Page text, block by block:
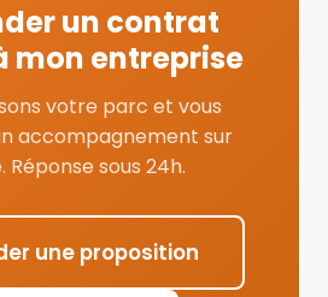
un contrat
mon entreprise
votre parc et vous
accompagnement sur
Réponse sous 24h.
une proposition